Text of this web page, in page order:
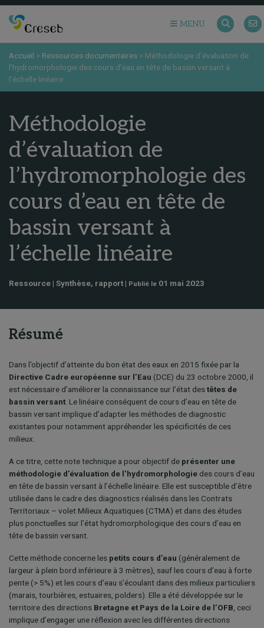
MENU
Accueil > Ressources documentaires > Méthodologie d’évaluation de
l’hydromorphologie des cours d’eau en tête de bassin versant à
l’échelle linéaire
Méthodologie
d’évaluation de
l’hydromorphologie des
cours d’eau en tête de
bassin versant à
l’échelle linéaire
Ressource | Synthèse, rapport | Publié le 01 mai 2023
Résumé
Dans l’objectif d’atteinte du bon état des eaux en 2015 fixée par la
Directive Cadre européenne sur l’Eau (DCE) du 23 octobre 2000, il
est nécessaire d’améliorer la connaissance sur l’état destêtes de
bassin versant . Le linéaire conséquent de cours d’eau en tête de
bassin versant implique d’adapter les méthodes de diagnostic
existantes pour notamment appréhender les spécificités de ces
milieux.
A ce titre, cette note technique a pour objectif de présenter une
méthodologie d’évaluation de l’hydromorphologie des cours d’eau
en tête de bassin versant à l’échelle linéaire. Elle est susceptible d’être
utilisée dans le cadre des diagnostics réalisés dans les Contrats
Territoriaux – volet Milieux Aquatiques (CTMA) et dans des études
plus ponctuelles sur l’état hydromorphologique des cours d’eau en
tête de bassin versant.
Cette méthode concerne les petits cours d’eau (généralement de
largeur à plein bord inférieure à 3 mètres), sauf les cours d’eau à forte
pente (> 5%) et les cours d’eau s’écoulant dans des milieux particuliers
(marais, tourbières, estuaires, polders). Elle a été développée sur le
territoire des directions Bretagne et Pays de la Loire de l’OFB , ceci
implique d’engager une réflexion avec les différentes directions